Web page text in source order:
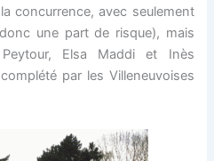
concurrence, avec seulement
une part de risque), mais
Elsa Maddi et Inès
par les Villeneuvoises